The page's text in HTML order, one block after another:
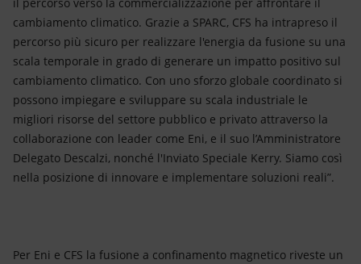
cambiamento climatico. Grazie a SPARC, CFS ha intrapreso il
percorso più sicuro per realizzare l'energia da fusione su una
scala temporale in grado di generare un impatto positivo sul
cambiamento climatico. Con uno sforzo globale coordinato si
possono impiegare e sviluppare su scala industriale le
migliori risorse del settore pubblico e privato attraverso la
collaborazione con leader come Eni, e il suo l’Amministratore
Delegato Descalzi, nonché l'Inviato Speciale Kerry. Siamo così
nella posizione di innovare e implementare soluzioni reali”.
Per Eni e CFS la fusione a confinamento magnetico riveste un